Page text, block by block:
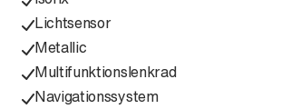
Lichtsensor
Metallic
Multifunktionslenkrad
Navigationssystem